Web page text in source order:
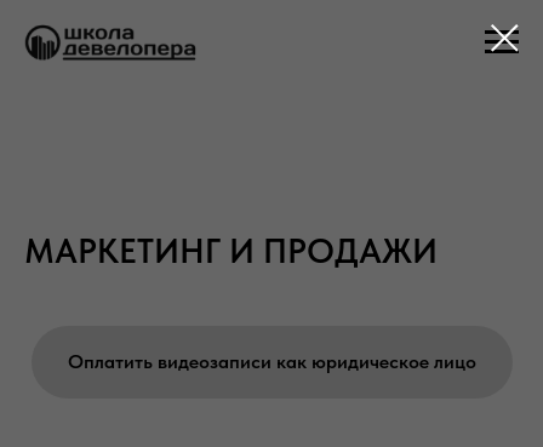
МАРКЕТИНГ И ПРОДАЖИ
Оплатить видеозаписи как юридическое лицо